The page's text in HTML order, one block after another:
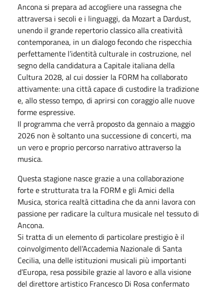
Ancona si prepara ad accogliere una rassegna che
attraversa i secoli e i linguaggi, da Mozart a Dardust,
unendo il grande repertorio classico alla creatività
contemporanea, in un dialogo fecondo che rispecchia
perfettamente l’identità culturale in costruzione, nel
segno della candidatura a Capitale italiana della
Cultura 2028, al cui dossier la FORM ha collaborato
attivamente: una città capace di custodire la tradizione
e, allo stesso tempo, di aprirsi con coraggio alle nuove
forme espressive.
Il programma che verrà proposto da gennaio a maggio
2026 non è soltanto una successione di concerti, ma
un vero e proprio percorso narrativo attraverso la
musica.
Questa stagione nasce grazie a una collaborazione
forte e strutturata tra la FORM e gli Amici della
Musica, storica realtà cittadina che da anni lavora con
passione per radicare la cultura musicale nel tessuto di
Ancona.
Si tratta di un elemento di particolare prestigio è il
coinvolgimento dell’Accademia Nazionale di Santa
Cecilia, una delle istituzioni musicali più importanti
d’Europa, resa possibile grazie al lavoro e alla visione
del direttore artistico Francesco Di Rosa confermato